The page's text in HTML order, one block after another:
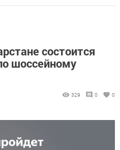
состоится
шоссейному
329 0 0